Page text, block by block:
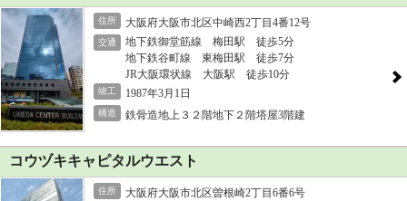
住所 大阪府大阪市北区中崎西2丁目4番12号
交通
地下鉄御堂筋線 梅田駅 徒歩5分
地下鉄谷町線 東梅田駅 徒歩7分
JR大阪環状線 大阪駅 徒歩10分
竣工 1987年3月1日
構造 鉄骨造地上３２階地下２階塔屋3階建
コウヅキキャピタルウエスト
住所 大阪府大阪市北区曽根崎2丁目6番6号